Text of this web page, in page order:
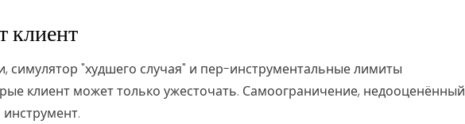
клиент
симулятор "худшего случая" и пер-инструментальные лимиты
клиент может только ужесточать. Самоограничение, недооценённый